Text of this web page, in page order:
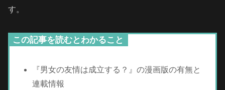
す。
この記事を読むとわかること
『男女の友情は成立する？』の漫画版の有無と
連載情報